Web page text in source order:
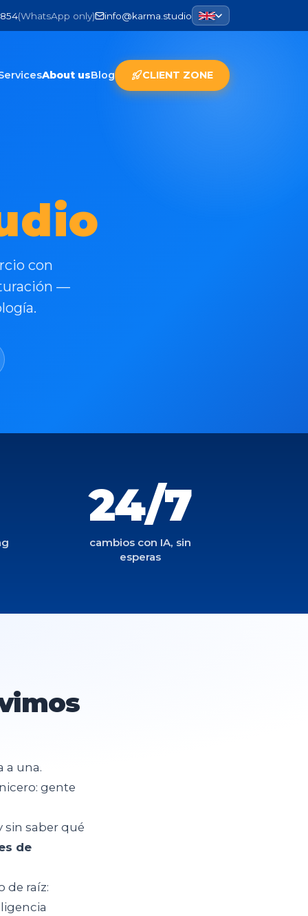
(WhatsApp only) info@karma.studio
About usBlog CLIENT ZONE
dio
con
—
24/7
cambios con IA, sin
esperas
a una.
gente
sin saber qué
de
de raíz: